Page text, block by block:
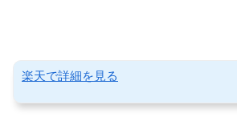
楽天で詳細を見る